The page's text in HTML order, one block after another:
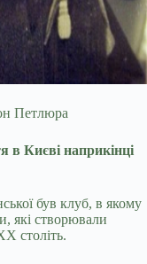
Петлюра
в Києві наприкінці
був клуб, в якому
які створювали
століть.